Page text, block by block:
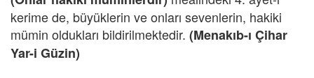
kerime de, büyüklerin ve onları sevenlerin, hakiki
mümin oldukları bildirilmektedir. (Menakıb-ı Çihar
Yar-i Güzin)